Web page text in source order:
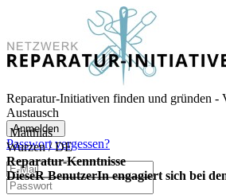
Reparatur-Initiativen finden und gründen -
Austausch
Anmelden
Passwort vergessen?
Matthias
Wurzen / DE
Reparatur-Kenntnisse
DieseR BenutzerIn engagiert sich bei